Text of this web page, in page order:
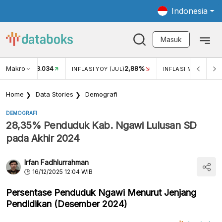
Indonesia
Masuk
Makro
USD/IDR 18.034 INFLASI YOY (JUL)2,88% INFLASI MOM (JUL)
Home Data Stories Demografi
DEMOGRAFI
28,35% Penduduk Kab. Ngawi Lulusan SD
pada Akhir 2024
Irfan Fadhlurrahman
16/12/2025 12:04 WIB
Persentase Penduduk Ngawi Menurut Jenjang
Pendidikan (Desember 2024)